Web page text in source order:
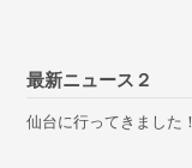
最新ニュース２
仙台に行ってきました！